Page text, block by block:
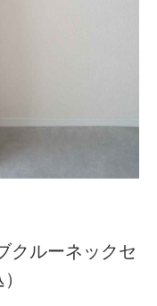
クルーネックセ